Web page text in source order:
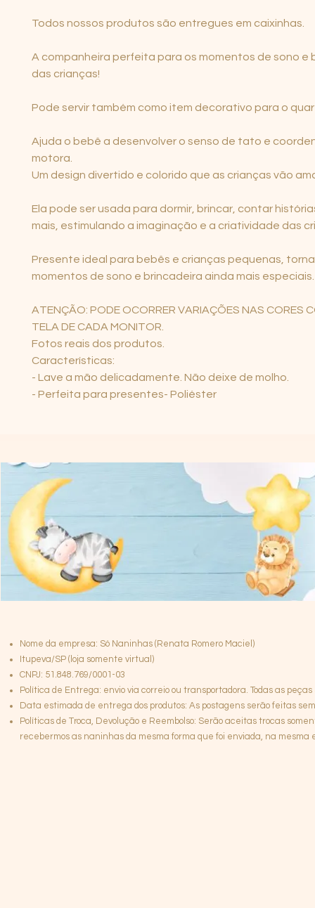
Todos nossos produtos são entregues em caixinhas.
A companheira perfeita para os momentos de sono e
das crianças!
Pode servir também como item decorativo para o
Ajuda o bebê a desenvolver o senso de tato e
motora.
Um design divertido e colorido que as crianças vão
Ela pode ser usada para dormir, brincar, contar
mais, estimulando a imaginação e a criatividade das
Presente ideal para bebês e crianças pequenas,
momentos de sono e brincadeira ainda mais especiais.
ATENÇÃO: PODE OCORRER VARIAÇÕES NAS CORES
TELA DE CADA MONITOR.
Fotos reais dos produtos.
Características:
- Lave a mão delicadamente. Não deixe de molho.
- Perfeita para presentes- Poliéster
Nome da empresa: Só Naninhas (Renata Romero Maciel)
Itupeva/SP (loja somente virtual)
CNPJ: 51.848.769/0001-03
Política de Entrega: envio via correio ou transportadora. Todas as
Data estimada de entrega dos produtos: As postagens serão feitas
Políticas de Troca, Devolução e Reembolso: Serão aceitas trocas
recebermos as naninhas da mesma forma que foi enviada, na mesma